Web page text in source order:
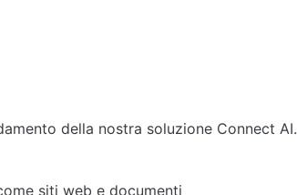
della nostra soluzione Connect AI.
siti web e documenti